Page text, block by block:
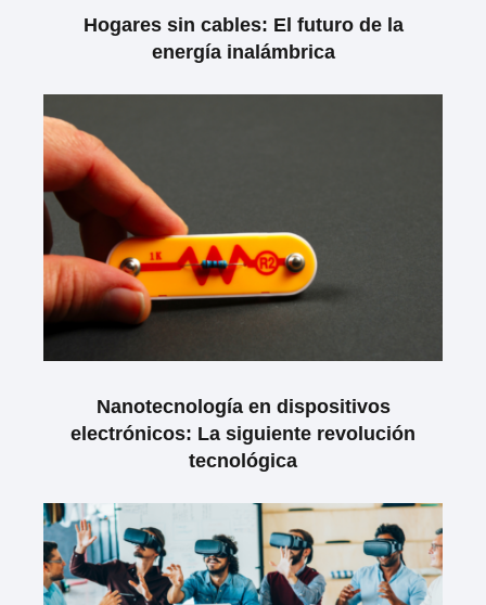
Hogares sin cables: El futuro de la
energía inalámbrica
Nanotecnología en dispositivos
electrónicos: La siguiente revolución
tecnológica